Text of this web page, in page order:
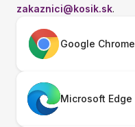
zakaznici@kosik.sk.
Google Chrome
Microsoft Edge